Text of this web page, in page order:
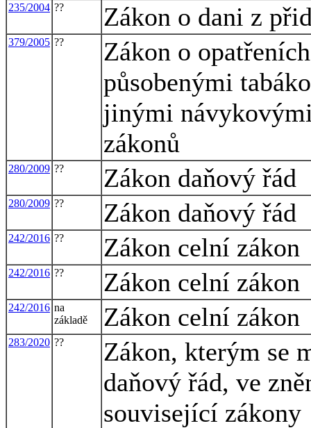
235/2004 ?? Zákon o dani z
379/2005 ??
Zákon o
působenými
jinými
zákonů
280/2009 ?? Zákon daňový řád
280/2009 ?? Zákon daňový řád
242/2016 ?? Zákon celní zákon
242/2016 ?? Zákon celní zákon
242/2016 na
základě
Zákon celní zákon
283/2020 ??
Zákon, kterým se
daňový řád, ve
související zákony